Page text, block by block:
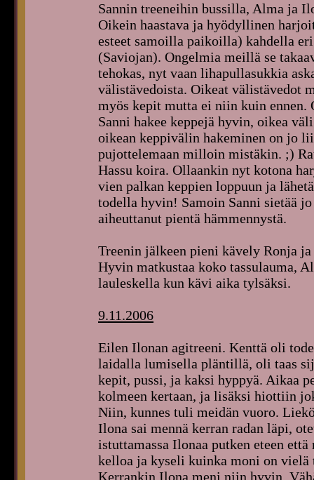
Sannin treeneihin bussilla, Alma ja
Oikein haastava ja hyödyllinen
esteet samoilla paikoilla) kahdella
(Saviojan). Ongelmia meillä se
tehokas, nyt vaan lihapullasukkia
välistävedoista. Oikeat välistävedot
myös kepit mutta ei niin kuin ennen.
Sanni hakee keppejä hyvin, oikea
oikean keppivälin hakeminen on jo
pujottelemaan milloin mistäkin. ;)
Hassu koira. Ollaankin nyt kotona
vien palkan keppien loppuun ja
todella hyvin! Samoin Sanni sietää
aiheuttanut pientä hämmennystä.
Treenin jälkeen pieni kävely Ronja
Hyvin matkustaa koko tassulauma,
lauleskella kun kävi aika tylsäksi.
9.11.2006
Eilen Ilonan agitreeni. Kenttä oli
laidalla lumisella pläntillä, oli taas
kepit, pussi, ja kaksi hyppyä. Aikaa
kolmeen kertaan, ja lisäksi hiottiin
Niin, kunnes tuli meidän vuoro.
Ilona sai mennä kerran radan läpi,
istuttamassa Ilonaa putken eteen
kelloa ja kyseli kuinka moni on vielä
Kerrankin Ilona meni niin hyvin.